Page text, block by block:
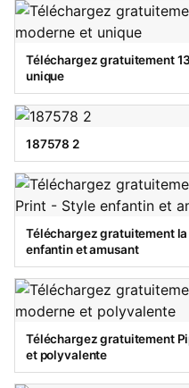
Téléchargez gratuitement
unique
187578 2
Téléchargez gratuitement
enfantin et amusant
Téléchargez gratuitement
et polyvalente